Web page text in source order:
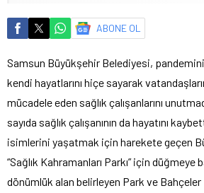
ABONE OL
Samsun Büyükşehir Belediyesi,
kendi hayatlarını hiçe sayarak
mücadele eden sağlık çalışanlarını
sayıda sağlık çalışanının da hayatını
isimlerini yaşatmak için harekete geçen
“Sağlık Kahramanları Parkı” için düğmeye
dönümlük alan belirleyen Park ve Bahçeler